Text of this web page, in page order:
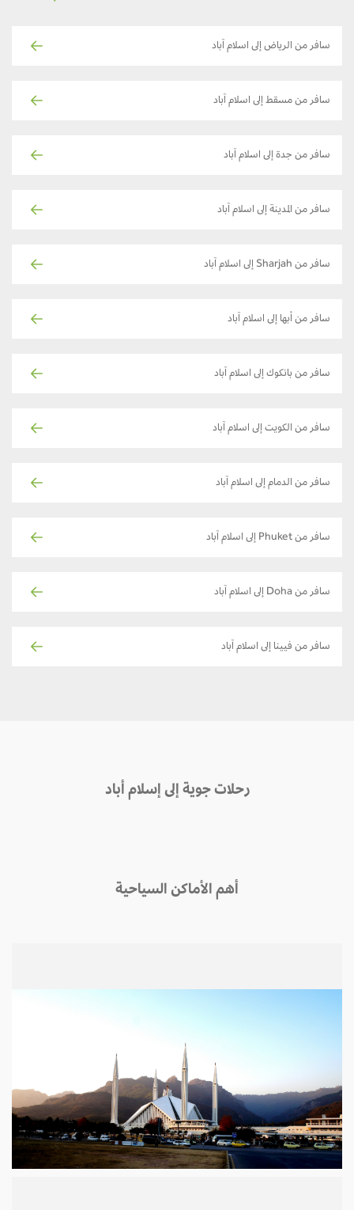
سافر من الرياض إلى اسلام آباد
سافر من مسقط إلى اسلام آباد
سافر من جدة إلى اسلام آباد
سافر من المدينة إلى اسلام آباد
سافر من Sharjah إلى اسلام آباد
سافر من أبها إلى اسلام آباد
سافر من بانكوك إلى اسلام آباد
سافر من الكويت إلى اسلام آباد
سافر من الدمام إلى اسلام آباد
سافر من Phuket إلى اسلام آباد
سافر من Doha إلى اسلام آباد
سافر من فيينا إلى اسلام آباد
رحلات جوية إلى إسلام أباد
أهم الأماكن السياحية